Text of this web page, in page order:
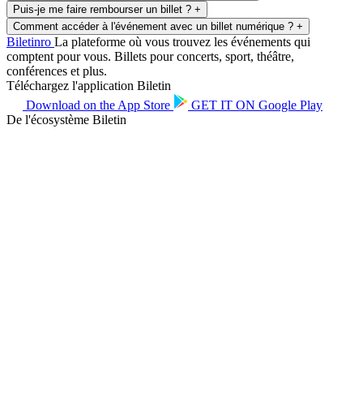
Puis-je me faire rembourser un billet ? +
Comment accéder à l'événement avec un billet numérique ? +
Biletinro La plateforme où vous trouvez les événements qui
comptent pour vous. Billets pour concerts, sport, théâtre,
conférences et plus.
Téléchargez l'application Biletin
Download on the App Store GET IT ON Google Play
De l'écosystème Biletin